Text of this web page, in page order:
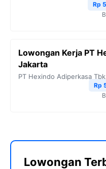
Rp
Lowongan Kerja PT
Jakarta
PT Hexindo Adiperkasa Tbk
Rp
Lowongan